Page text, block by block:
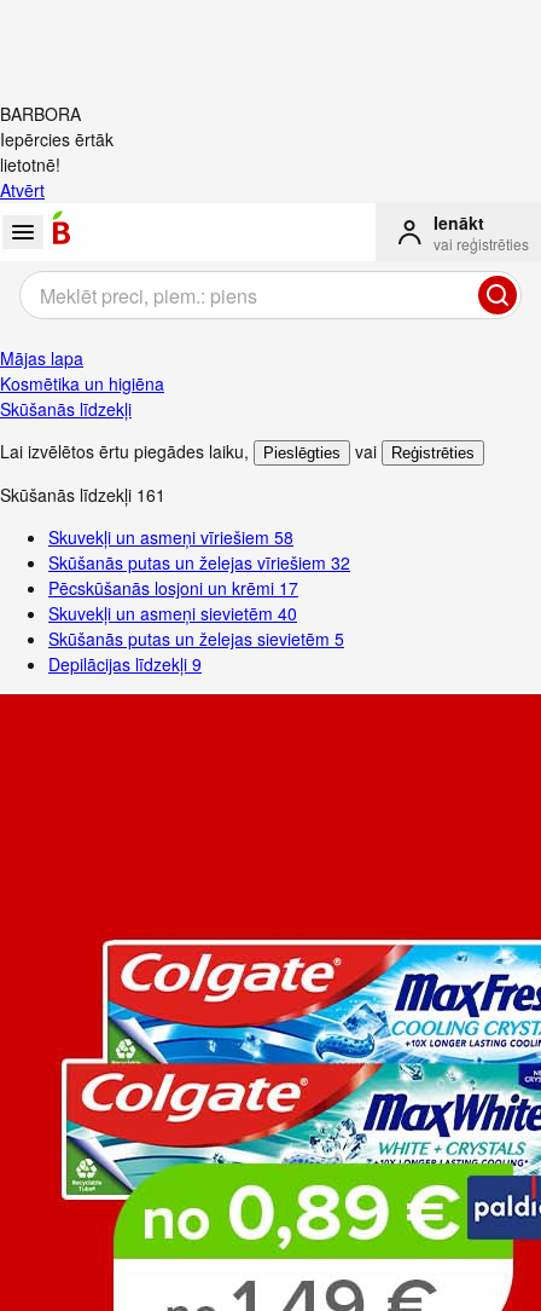
BARBORA
Iepērcies ērtāk
lietotnē!
Atvērt
Ienākt
vai reģistrēties
Mājas lapa
Kosmētika un higiēna
Skūšanās līdzekļi
Lai izvēlētos ērtu piegādes laiku, Pieslēgties vai Reģistrēties
Skūšanās līdzekļi 161
Skuvekļi un asmeņi vīriešiem 58
Skūšanās putas un želejas vīriešiem 32
Pēcskūšanās losjoni un krēmi 17
Skuvekļi un asmeņi sievietēm 40
Skūšanās putas un želejas sievietēm 5
Depilācijas līdzekļi 9